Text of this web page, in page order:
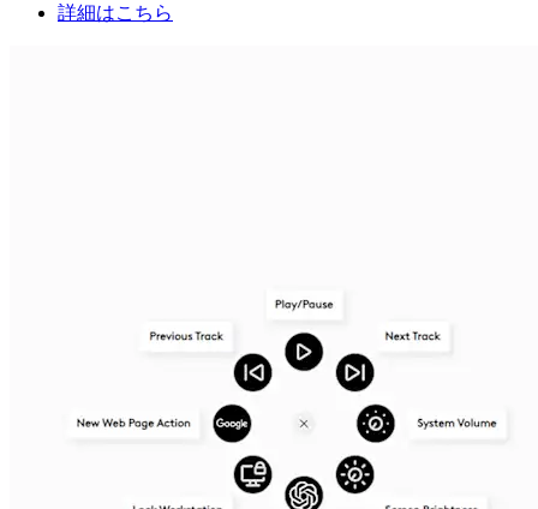
詳細はこちら